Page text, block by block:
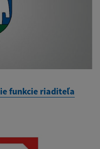
funkcie riaditeľa